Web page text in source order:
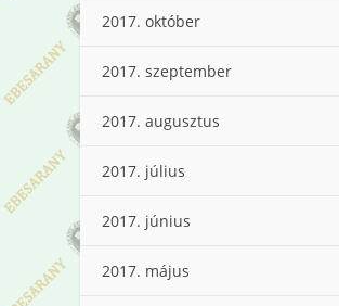
2017. október
2017. szeptember
2017. augusztus
2017. július
2017. június
2017. május